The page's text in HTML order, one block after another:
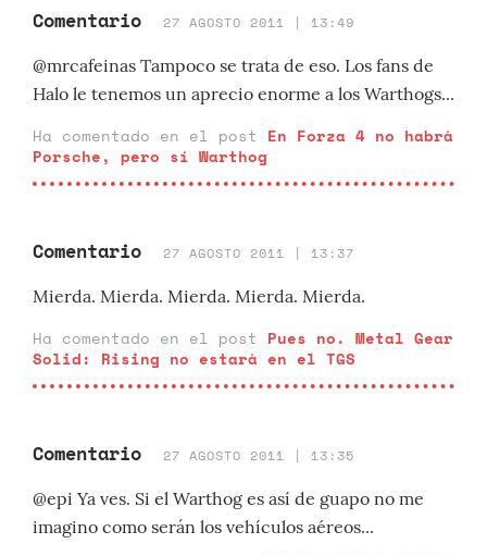
Comentario 27 AGOSTO 2011 | 13:49
@mrcafeinas Tampoco se trata de eso. Los fans de
Halo le tenemos un aprecio enorme a los Warthogs...
Ha comentado en el post En Forza 4 no habrá
Porsche, pero sí Warthog
Comentario 27 AGOSTO 2011 | 13:37
Mierda. Mierda. Mierda. Mierda. Mierda.
Ha comentado en el post Pues no. Metal Gear
Solid: Rising no estará en el TGS
Comentario 27 AGOSTO 2011 | 13:35
@epi Ya ves. Si el Warthog es así de guapo no me
imagino como serán los vehículos aéreos...